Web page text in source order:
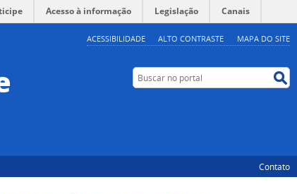
ACESSIBILIDADE ALTO CONTRASTE MAPA DO SITE
Acesso à informação Legislação Canais
Buscar no portal
Contato